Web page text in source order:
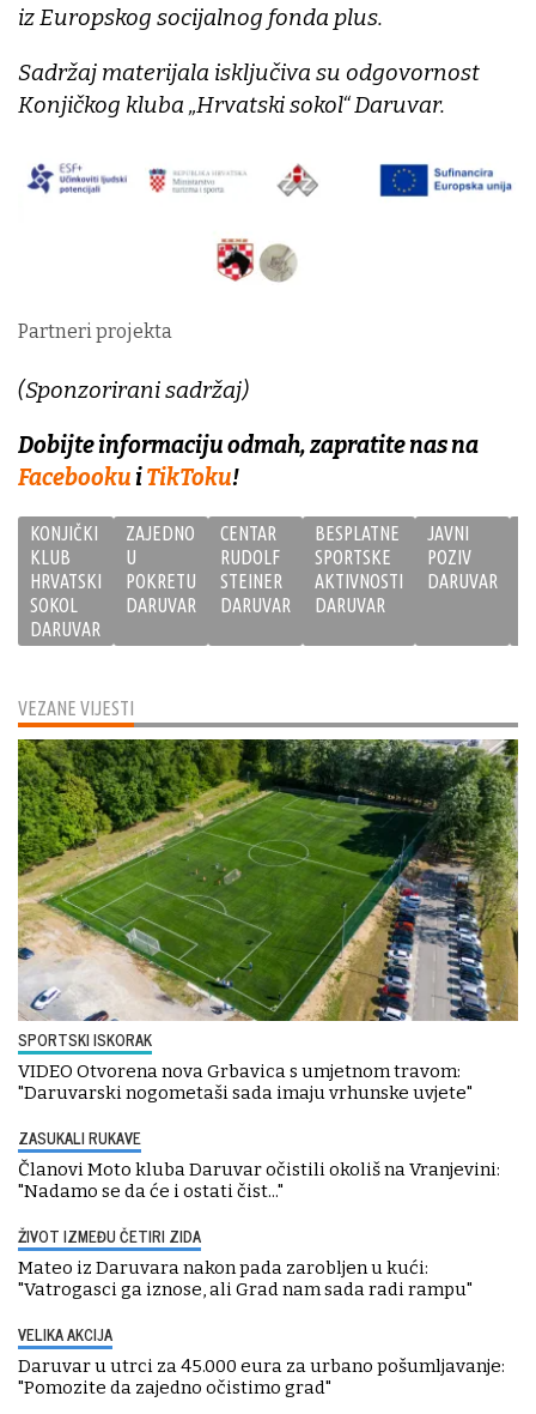
VEZANE VIJESTI
SPORTSKI ISKORAK
VIDEO Otvorena nova Grbavica s umjetnom travom:
"Daruvarski nogometaši sada imaju vrhunske uvjete"
ZASUKALI RUKAVE
Članovi Moto kluba Daruvar očistili okoliš na Vranjevini:
"Nadamo se da će i ostati čist..."
ŽIVOT IZMEĐU ČETIRI ZIDA
Mateo iz Daruvara nakon pada zarobljen u kući:
"Vatrogasci ga iznose, ali Grad nam sada radi rampu"
VELIKA AKCIJA
Daruvar u utrci za 45.000 eura za urbano pošumljavanje:
"Pomozite da zajedno očistimo grad"
iz Europskog socijalnog fonda plus.
Sadržaj materijala isključiva su odgovornost
Konjičkog kluba „Hrvatski sokol“ Daruvar.
Partneri projekta
(Sponzorirani sadržaj)
Dobijte informaciju odmah, zapratite nas na
FacebookuiTikToku!
KONJIČKI
KLUB
HRVATSKI
SOKOL
DARUVAR
ZAJEDNO
U
POKRETU
DARUVAR
CENTAR
RUDOLF
STEINER
DARUVAR
BESPLATNE
SPORTSKE
AKTIVNOSTI
DARUVAR
JAVNI
POZIV
DARUVAR